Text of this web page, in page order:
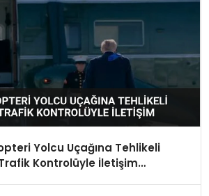
Yolcu Uçağına Tehlikeli
Kontrolüyle İletişim